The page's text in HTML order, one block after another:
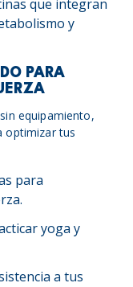
que integran
y
PARA
equipamiento,
optimizar tus
para
yoga y
a tus